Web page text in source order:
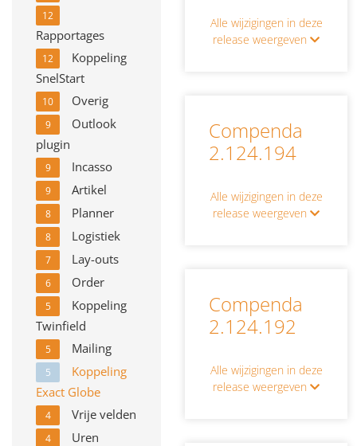
Alle wijzigingen in deze
release weergeven
Compenda
2.124.194
Alle wijzigingen in deze
release weergeven
Compenda
2.124.192
Alle wijzigingen in deze
release weergeven
12
Rapportages
12
Koppeling
SnelStart
10 Overig
9
Outlook
plugin
9 Incasso
9 Artikel
8 Planner
8 Logistiek
7 Lay-outs
6 Order
5
Koppeling
Twinfield
5 Mailing
5
Koppeling
Exact Globe
4 Vrije velden
4
Uren